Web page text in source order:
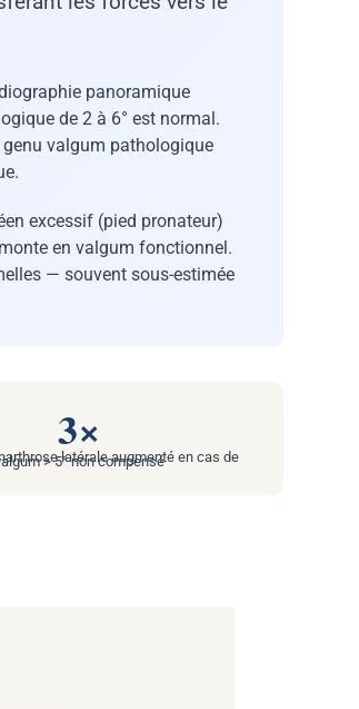
panoramique
de 2 à 6° est normal.
genu valgum pathologique
excessif (pied pronateur)
en valgum fonctionnel.
— souvent sous-estimée
3×
latérale augmenté en cas de
> 5° non compensé